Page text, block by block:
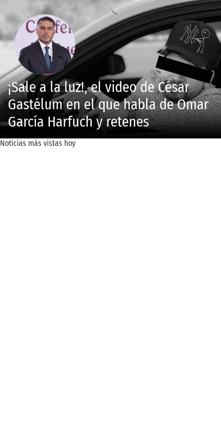
¡Sale a la luz!, el video de César
Gastélum en el que habla de Omar
García Harfuch y retenes
Noticias más vistas hoy